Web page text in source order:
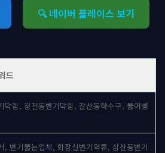
🔍 네이버 플레이스 보기
드
막힘, 청천동변기막힘, 갈산동하수구, 뚫어뻥
, 변기뚫는업체, 화장실변기역류, 삼산동변기